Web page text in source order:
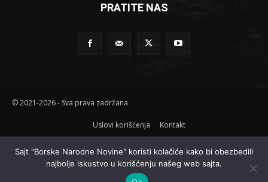
PRATITE NAS
© 2021-2026 - Sva prava zadržana
Uslovi korišćenja Kontakt
Sajt "Borske Narodne Novine" koristi kolačiće kako bi obezbedili
najbolje iskustvo u korišćenju našeg web sajta.